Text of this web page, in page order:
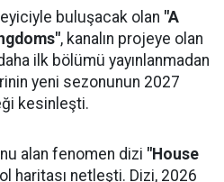
buluşacak olan "A
, kanalın projeye olan
ilk bölümü yayınlanmadan
yeni sezonunun 2027
kesinleşti.
alan fenomen dizi "House
haritası netleşti. Dizi, 2026